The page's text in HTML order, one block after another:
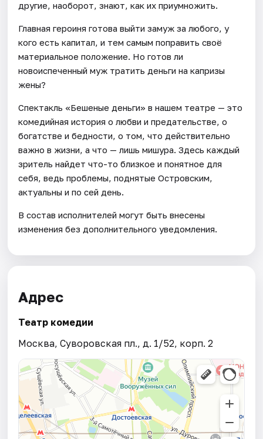
другие, наоборот, знают, как их приумножить.
Главная героиня готова выйти замуж за любого, у
кого есть капитал, и тем самым поправить своё
материальное положение. Но готов ли
новоиспеченный муж тратить деньги на капризы
жены?
Спектакль «Бешеные деньги» в нашем театре — это
комедийная история о любви и предательстве, о
богатстве и бедности, о том, что действительно
важно в жизни, а что — лишь мишура. Здесь каждый
зритель найдет что-то близкое и понятное для
себя, ведь проблемы, поднятые Островским,
актуальны и по сей день.
В состав исполнителей могут быть внесены
изменения без дополнительного уведомления.
Адрес
Театр комедии
Москва, Суворовская пл., д. 1/52, корп. 2